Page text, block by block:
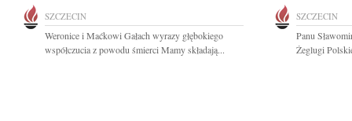
SZCZECIN
Weronice i Maćkowi Gałach wyrazy głębokiego
współczucia z powodu śmierci Mamy składają...
SZCZECIN
Panu
Żeglugi